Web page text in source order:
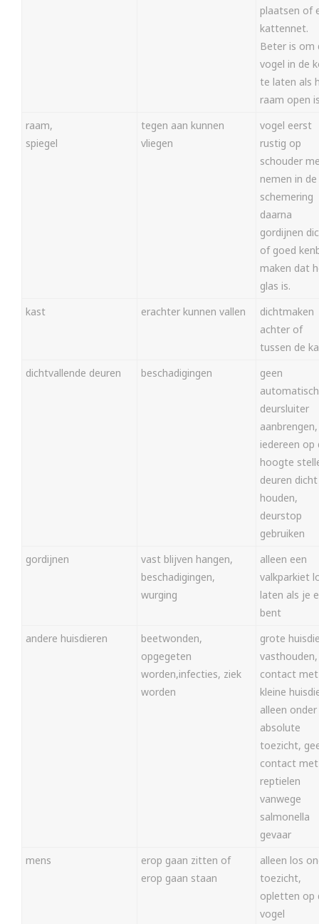
plaatsen of
kattennet.
Beter is om
vogel in de
te laten als
raam open
raam,
spiegel
tegen aan kunnen
vliegen
vogel eerst
rustig op
schouder
nemen in de
schemering
daarna
gordijnen
of goed
maken dat
glas is.
kast
erachter kunnen vallen
dichtmaken
achter of
tussen de
dichtvallende deuren
beschadigingen
geen
deursluiter
aanbrengen,
iedereen op
hoogte
deuren dicht
houden,
deurstop
gebruiken
gordijnen
vast blijven hangen,
beschadigingen,
wurging
alleen een
valkparkiet
laten als je
bent
andere huisdieren
beetwonden,
opgegeten
worden,infecties, ziek
worden
grote
vasthouden,
contact met
kleine
alleen onder
absolute
toezicht,
contact met
reptielen
vanwege
salmonella
gevaar
mens
erop gaan zitten of
erop gaan staan
alleen los
toezicht,
opletten op
vogel